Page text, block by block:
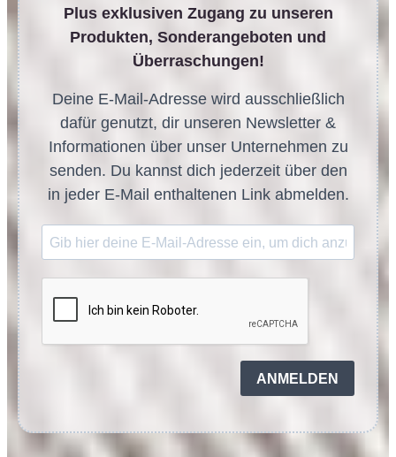
Plus exklusiven Zugang zu unseren
Produkten, Sonderangeboten und
Überraschungen!
Deine E-Mail-Adresse wird ausschließlich
dafür genutzt, dir unseren Newsletter &
Informationen über unser Unternehmen zu
senden. Du kannst dich jederzeit über den
in jeder E-Mail enthaltenen Link abmelden.
ANMELDEN